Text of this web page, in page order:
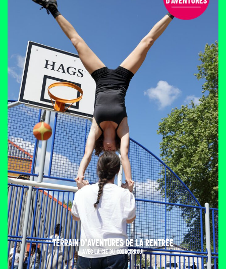
TERRAIN D’AVENTURES DE LA RENTRÉE
AVEC LA CIE DU COURCIRKOUI